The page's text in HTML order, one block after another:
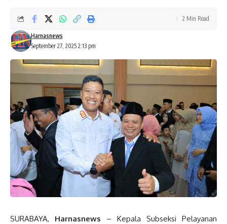
September 27, 2025 2:13 pm
Harnasnews
2 Min Read
SURABAYA, Harnasnews – Kepala Subseksi Pelayanan